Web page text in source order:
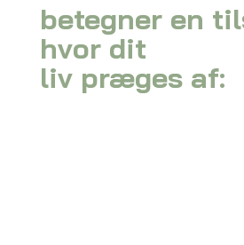
betegner en
hvor dit
liv præges af: